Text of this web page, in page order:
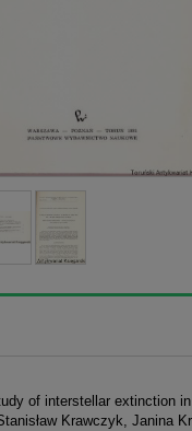
of interstellar extinction
Krawczyk, Janina